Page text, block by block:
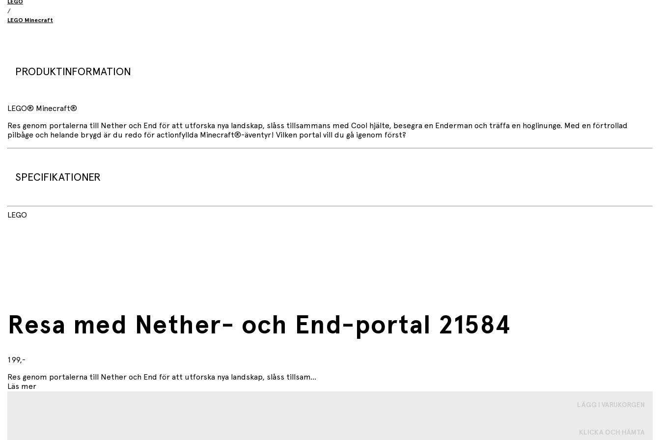
LEGO
/
LEGO Minecraft
PRODUKTINFORMATION
LEGO® Minecraft®
Res genom portalerna till Nether och End för att utforska nya landskap, slåss tillsammans med Cool hjälte, besegra en Enderman och träffa en hoglinunge. Med en förtrollad
pilbåge och helande brygd är du redo för actionfyllda Minecraft®-äventyr! Vilken portal vill du gå igenom först?
SPECIFIKATIONER
LEGO
Resa med Nether- och End-portal 21584
199,-
Res genom portalerna till Nether och End för att utforska nya landskap, slåss tillsam...
Läs mer
LÄGG I VARUKORGEN
KLICKA OCH HÄMTA